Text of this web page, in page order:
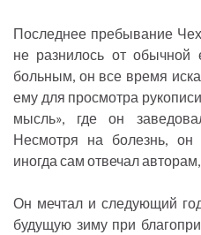
Последнее пребывание
не разнилось от обычной
больным, он все время
ему для просмотра
мысль», где он
Несмотря на болезнь, он
иногда сам отвечал
Он мечтал и следующий
будущую зиму при